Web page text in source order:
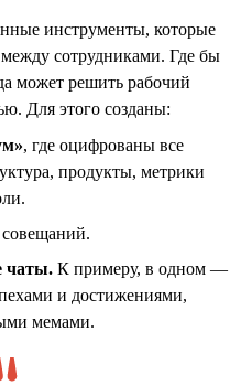
инструменты, которые
сотрудниками. Где бы
может решить рабочий
Для этого созданы:
, где оцифрованы все
продукты, метрики
совещаний.
чаты. К примеру, в одном —
и достижениями,
мемами.